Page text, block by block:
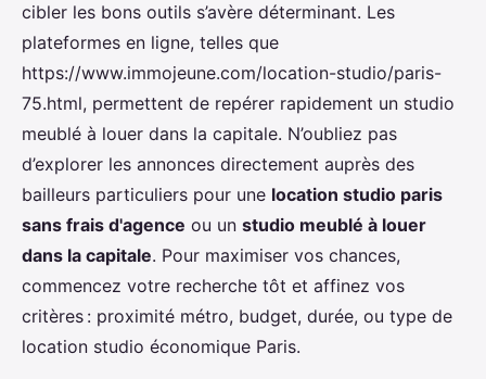
cibler les bons outils s’avère déterminant. Les
plateformes en ligne, telles que
https://www.immojeune.com/location-studio/paris-
75.html, permettent de repérer rapidement un studio
meublé à louer dans la capitale. N’oubliez pas
d’explorer les annonces directement auprès des
bailleurs particuliers pour une location studio paris
sans frais d'agence ou un studio meublé à louer
dans la capitale. Pour maximiser vos chances,
commencez votre recherche tôt et affinez vos
critères : proximité métro, budget, durée, ou type de
location studio économique Paris.